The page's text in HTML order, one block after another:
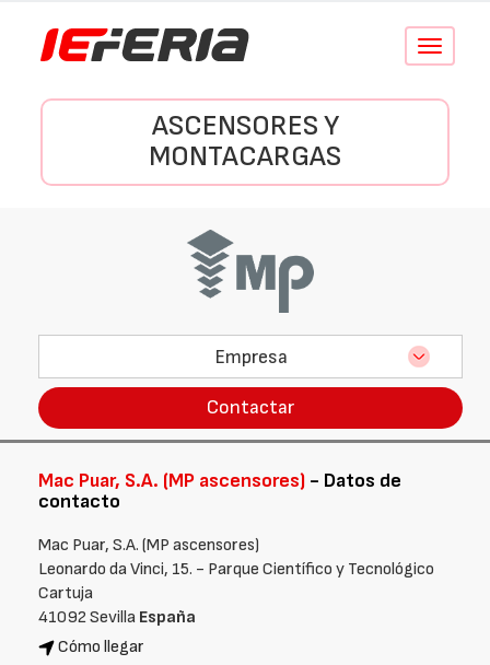
Conmutar
ASCENSORES Y
MONTACARGAS
Empresa
Contactar
Mac Puar, S.A. (MP ascensores) - Datos de
contacto
Mac Puar, S.A. (MP ascensores)
Leonardo da Vinci, 15. - Parque Científico y Tecnológico
Cartuja
41092 Sevilla España
Cómo llegar